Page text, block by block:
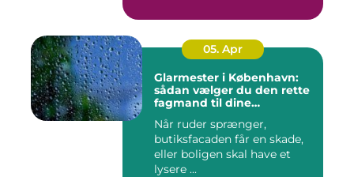
05. Apr
Glarmester i København:
sådan vælger du den rette
fagmand til dine
Når ruder sprænger,
butiksfacaden får en skade,
eller boligen skal have et
lysere ...